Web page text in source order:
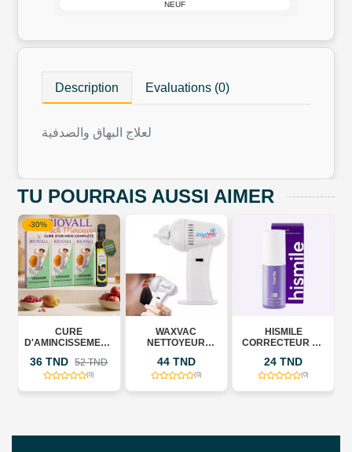
NEUF
Description Evaluations (0)
TU POURRAIS AUSSI AIMER
-30%
CURE
D'AMINCISSEMENT
36 TND 52 TND
(0)
WAXVAC
NETTOYEUR
44 TND
(0)
HISMILE
CORRECTEUR DE
24 TND
(0)